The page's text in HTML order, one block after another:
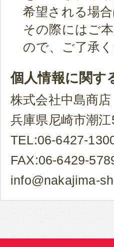
希望される場
その際にはご
ので、ご了承く
個人情報に関す
株式会社中島商店
兵庫県尼崎市潮
TEL:06-6427-
FAX:06-6429-
info@nakajima-